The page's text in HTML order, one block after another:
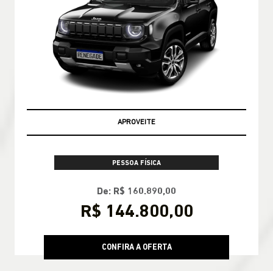
APROVEITE
PESSOA FÍSICA
De: R$ 160.890,00
R$ 144.800,00
CONFIRA A OFERTA